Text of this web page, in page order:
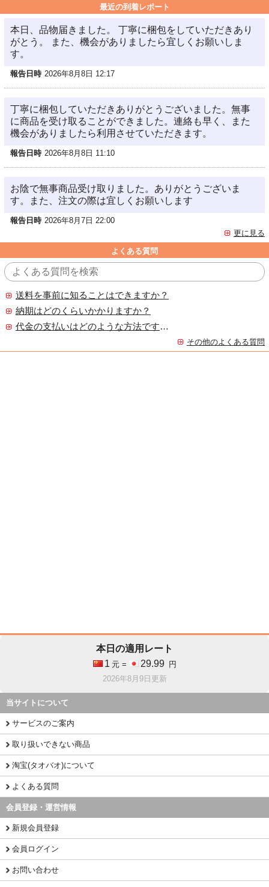
最近の到着レポート
本日、品物届きました。 丁寧に梱包をしていただきあり
がとう。 また、機会がありましたら宜しくお願いしま
す。
報告日時 2026年8月8日 12:17
丁寧に梱包していただきありがとうございました。無事
に商品を受け取ることができました。連絡も早く、また
機会がありましたら利用させていただきます。
報告日時 2026年8月8日 11:10
お陰で無事商品受け取りました。ありがとうございま
す。また、注文の際は宜しくお願いします
報告日時 2026年8月7日 22:00
更に見る
よくある質問
送料を事前に知ることはできますか？
納期はどのくらいかかりますか？
代金の支払いはどのような方法ですか？
その他のよくある質問
本日の適用レート
1 元 = 29.99
円
2026年8月9日更新
当サイトについて
サービスのご案内
取り扱いできない商品
淘宝(タオバオ)について
よくある質問
会員登録・運営情報
新規会員登録
会員ログイン
お問い合わせ